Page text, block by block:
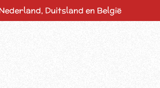
Duitsland en België